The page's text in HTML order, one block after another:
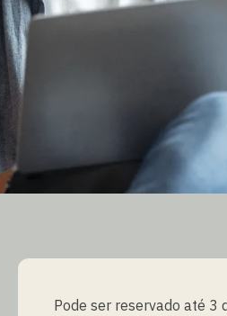
Pode ser reservado até 3